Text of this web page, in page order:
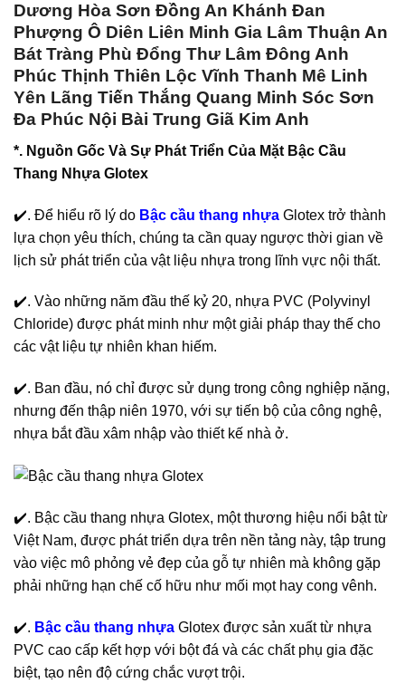
Dương Hòa Sơn Đồng An Khánh Đan
Phượng Ô Diên Liên Minh Gia Lâm Thuận An
Bát Tràng Phù Đổng Thư Lâm Đông Anh
Phúc Thịnh Thiên Lộc Vĩnh Thanh Mê Linh
Yên Lãng Tiến Thắng Quang Minh Sóc Sơn
Đa Phúc Nội Bài Trung Giã Kim Anh
*. Nguồn Gốc Và Sự Phát Triển Của Mặt Bậc Cầu
Thang Nhựa Glotex
✔️. Để hiểu rõ lý do Bậc cầu thang nhựa Glotex trở thành
lựa chọn yêu thích, chúng ta cần quay ngược thời gian về
lịch sử phát triển của vật liệu nhựa trong lĩnh vực nội thất.
✔️. Vào những năm đầu thế kỷ 20, nhựa PVC (Polyvinyl
Chloride) được phát minh như một giải pháp thay thế cho
các vật liệu tự nhiên khan hiếm.
✔️. Ban đầu, nó chỉ được sử dụng trong công nghiệp nặng,
nhưng đến thập niên 1970, với sự tiến bộ của công nghệ,
nhựa bắt đầu xâm nhập vào thiết kế nhà ở.
✔️. Bậc cầu thang nhựa Glotex, một thương hiệu nổi bật từ
Việt Nam, được phát triển dựa trên nền tảng này, tập trung
vào việc mô phỏng vẻ đẹp của gỗ tự nhiên mà không gặp
phải những hạn chế cố hữu như mối mọt hay cong vênh.
✔️. Bậc cầu thang nhựa Glotex được sản xuất từ nhựa
PVC cao cấp kết hợp với bột đá và các chất phụ gia đặc
biệt, tạo nên độ cứng chắc vượt trội.